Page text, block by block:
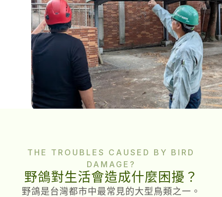
THE TROUBLES CAUSED BY BIRD
DAMAGE?
野鴿對生活會造成什麼困擾？
野鴿是台灣都市中最常見的大型鳥類之一。